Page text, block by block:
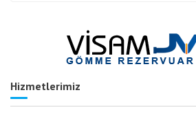
Hizmetlerimiz